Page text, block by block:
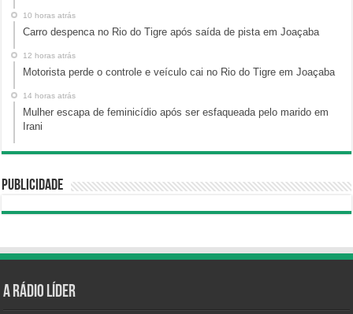
10 horas atrás
Carro despenca no Rio do Tigre após saída de pista em Joaçaba
12 horas atrás
Motorista perde o controle e veículo cai no Rio do Tigre em Joaçaba
14 horas atrás
Mulher escapa de feminicídio após ser esfaqueada pelo marido em
Irani
Publicidade
A Rádio Líder